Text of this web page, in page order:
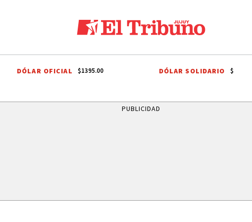
TILCARA FRENTE JUJUY CRECE LEGISLATURA DE JUJUY CONCEJO
DÓLAR OFICIAL $1395.00 DÓLAR SOLIDARIO $
PUBLICIDAD